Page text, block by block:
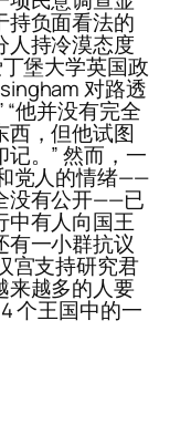
持负面看法的
人持冷漠态度
堡大学英国政
对路透
“他并没有完全
西，但他试图
。” 然而，一
党人的情绪——
没有公开——已
中有人向国王
有一小群抗议
宫支持研究君
来越多的人要
个王国中的一